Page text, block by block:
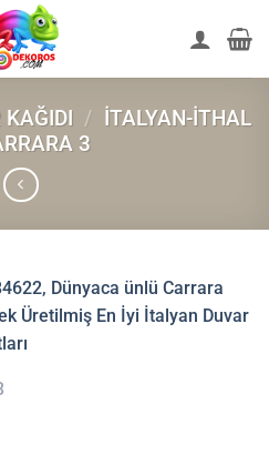
KAĞIDI / İTALYAN-İTHAL
3